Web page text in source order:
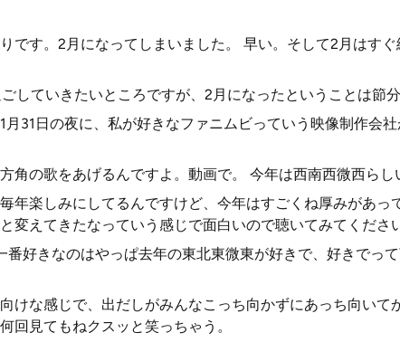
です。2月になってしまいました。 早い。そして2月はす
していきたいところですが、2月になったということは節
月31日の夜に、私が好きなファニムビっていう映像制作会
角の歌をあげるんですよ。動画で。 今年は西南西微西らし
年楽しみにしてるんですけど、今年はすごくね厚みがあっ
変えてきたなっていう感じで面白いので聴いてみてください
番好きなのはやっぱ去年の東北東微東が好きで、好きでっ
けな感じで、出だしがみんなこっち向かずにあっち向いて
回見てもねクスッと笑っちゃう。